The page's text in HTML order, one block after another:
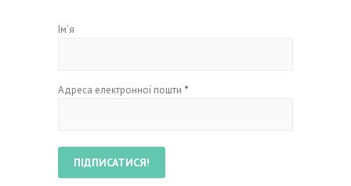
Ім'я
Адреса електронної пошти *